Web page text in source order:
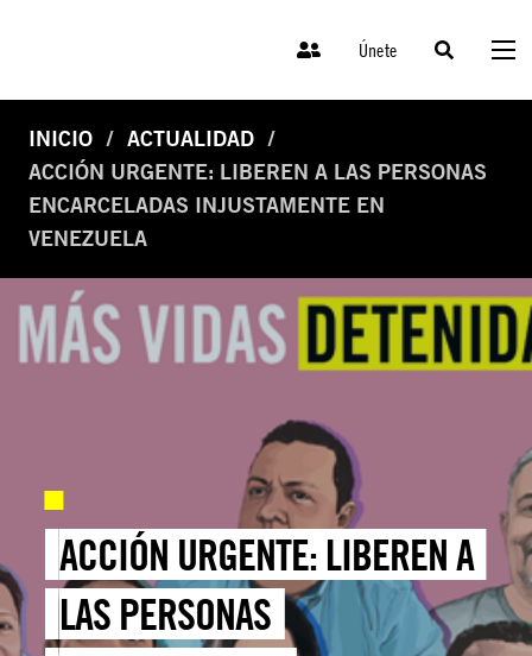
Únete
INICIO
ACTUALIDAD
ACCIÓN URGENTE: LIBEREN A LAS PERSONAS
ENCARCELADAS INJUSTAMENTE EN
VENEZUELA
ACCIÓN URGENTE: LIBEREN A
LAS PERSONAS